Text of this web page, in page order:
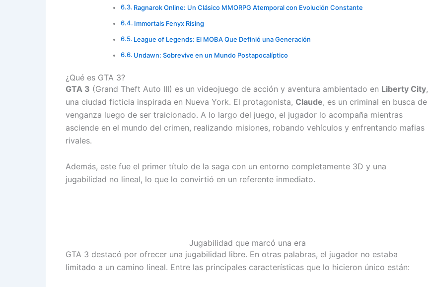
Ragnarok Online: Un Clásico MMORPG Atemporal con Evolución Constante
Immortals Fenyx Rising
League of Legends: El MOBA Que Definió una Generación
Undawn: Sobrevive en un Mundo Postapocalíptico
¿Qué es GTA 3?
GTA 3 (Grand Theft Auto III) es un videojuego de acción y aventura ambientado en Liberty City,
una ciudad ficticia inspirada en Nueva York. El protagonista, Claude, es un criminal en busca de
venganza luego de ser traicionado. A lo largo del juego, el jugador lo acompaña mientras
asciende en el mundo del crimen, realizando misiones, robando vehículos y enfrentando mafias
rivales.
Además, este fue el primer título de la saga con un entorno completamente 3D y una
jugabilidad no lineal, lo que lo convirtió en un referente inmediato.
Jugabilidad que marcó una era
GTA 3 destacó por ofrecer una jugabilidad libre. En otras palabras, el jugador no estaba
limitado a un camino lineal. Entre las principales características que lo hicieron único están: